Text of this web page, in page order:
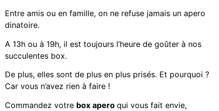
Entre amis ou en famille, on ne refuse jamais un apero
dinatoire.
A 13h ou à 19h, il est toujours l’heure de goûter à nos
succulentes box.
De plus, elles sont de plus en plus prisés. Et pourquoi ?
Car vous n’avez rien à faire !
Commandez votre box apero qui vous fait envie,